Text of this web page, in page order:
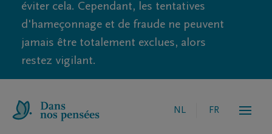
éviter cela. Cependant, les tentatives
d'hameçonnage et de fraude ne peuvent
jamais être totalement exclues, alors
restez vigilant.
NL FR